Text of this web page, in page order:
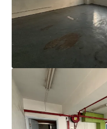
該區加速轉型為新興商貿
一步支撐工廈呎價穩步上揚
呎價已突破2,500港元，反
求殷切。是次獨家放售的
近乎全滿並連租約出售，
報；結合大角咀區長遠升
資者及自用業主洽商，預